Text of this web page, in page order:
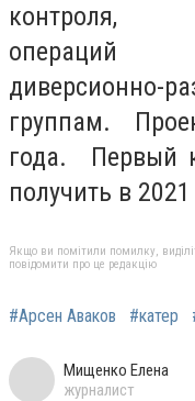
контроля,
операций
диверсионно-
группам.
года. Первый
получить в 2021
Якщо ви помітили помилку,
повідомити про це редакцію
#Арсен Аваков #катер
Мищенко Елена
журналист